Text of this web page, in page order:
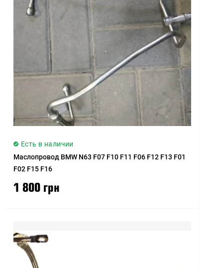
Цена (высокая > низкая)
высокого)
Рейтинг (начиная с
низкого)
Модель (А - Я)
Модель (Я - А)
Есть в наличии
Маслопровод BMW N63 F07 F10 F11 F06 F12 F13 F01
F02 F15 F16
1 800 грн